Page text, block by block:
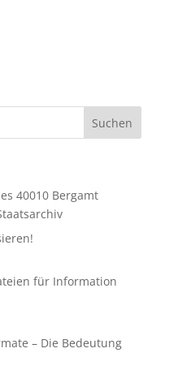
40010 Bergamt
für Information
– Die Bedeutung